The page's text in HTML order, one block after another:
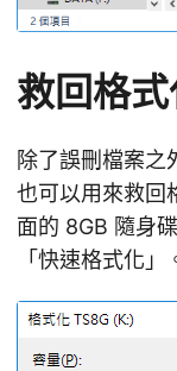
救回格
除了誤刪檔案
也可以用來救回
面的 8GB 隨身
「快速格式化」